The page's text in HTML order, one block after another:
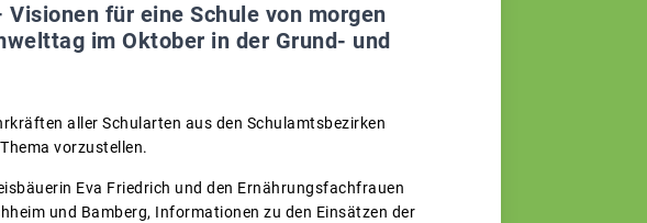
für eine Schule von morgen
im Oktober in der Grund- und
aller Schularten aus den Schulamtsbezirken
vorzustellen.
Eva Friedrich und den Ernährungsfachfrauen
und Bamberg, Informationen zu den Einsätzen der